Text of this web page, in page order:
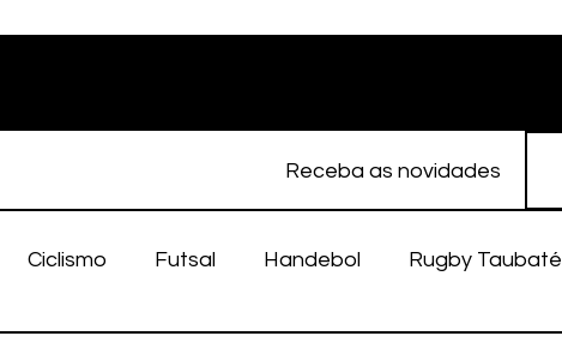
Receba as novidades
Ciclismo Futsal Handebol Rugby Taubaté